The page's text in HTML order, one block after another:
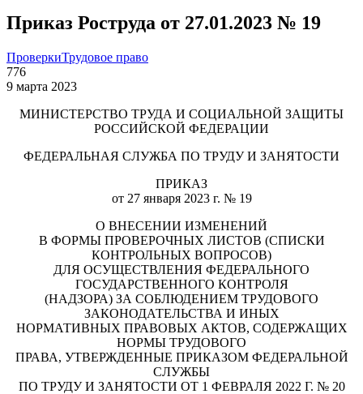
Приказ Роструда от 27.01.2023 № 19
ПроверкиТрудовое право
776
9 марта 2023
МИНИСТЕРСТВО ТРУДА И СОЦИАЛЬНОЙ ЗАЩИТЫ
РОССИЙСКОЙ ФЕДЕРАЦИИ
ФЕДЕРАЛЬНАЯ СЛУЖБА ПО ТРУДУ И ЗАНЯТОСТИ
ПРИКАЗ
от 27 января 2023 г. № 19
О ВНЕСЕНИИ ИЗМЕНЕНИЙ
В ФОРМЫ ПРОВЕРОЧНЫХ ЛИСТОВ (СПИСКИ
КОНТРОЛЬНЫХ ВОПРОСОВ)
ДЛЯ ОСУЩЕСТВЛЕНИЯ ФЕДЕРАЛЬНОГО
ГОСУДАРСТВЕННОГО КОНТРОЛЯ
(НАДЗОРА) ЗА СОБЛЮДЕНИЕМ ТРУДОВОГО
ЗАКОНОДАТЕЛЬСТВА И ИНЫХ
НОРМАТИВНЫХ ПРАВОВЫХ АКТОВ, СОДЕРЖАЩИХ
НОРМЫ ТРУДОВОГО
ПРАВА, УТВЕРЖДЕННЫЕ ПРИКАЗОМ ФЕДЕРАЛЬНОЙ
СЛУЖБЫ
ПО ТРУДУ И ЗАНЯТОСТИ ОТ 1 ФЕВРАЛЯ 2022 Г. № 20